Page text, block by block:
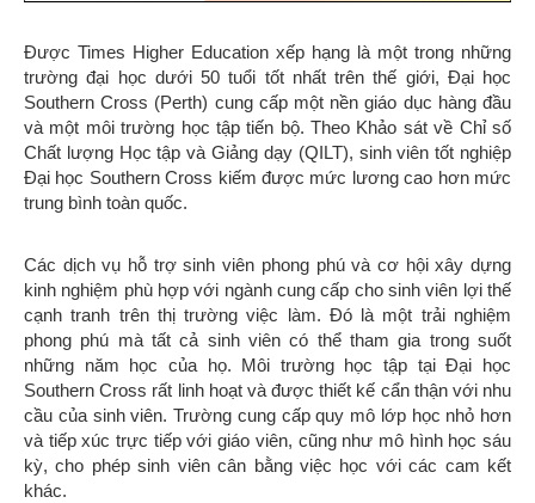
Được Times Higher Education xếp hạng là một trong những
trường đại học dưới 50 tuổi tốt nhất trên thế giới, Đại học
Southern Cross (Perth) cung cấp một nền giáo dục hàng đầu
và một môi trường học tập tiến bộ. Theo Khảo sát về Chỉ số
Chất lượng Học tập và Giảng dạy (QILT), sinh viên tốt nghiệp
Đại học Southern Cross kiếm được mức lương cao hơn mức
trung bình toàn quốc.
Các dịch vụ hỗ trợ sinh viên phong phú và cơ hội xây dựng
kinh nghiệm phù hợp với ngành cung cấp cho sinh viên lợi thế
cạnh tranh trên thị trường việc làm. Đó là một trải nghiệm
phong phú mà tất cả sinh viên có thể tham gia trong suốt
những năm học của họ. Môi trường học tập tại Đại học
Southern Cross rất linh hoạt và được thiết kế cẩn thận với nhu
cầu của sinh viên. Trường cung cấp quy mô lớp học nhỏ hơn
và tiếp xúc trực tiếp với giáo viên, cũng như mô hình học sáu
kỳ, cho phép sinh viên cân bằng việc học với các cam kết
khác.